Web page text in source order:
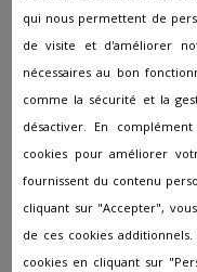
Devis
Selon la
de la marbrerie
dans le cadre d'une
Certaines offres sont
cercueil avec quatre
avec chauffeur
qui nous permettent de
de visite et d'améliorer
nécessaires au bon
comme la sécurité et la
désactiver. En
cookies pour améliorer
fournissent du contenu
cliquant sur "Accepter",
de ces cookies
cookies en cliquant sur